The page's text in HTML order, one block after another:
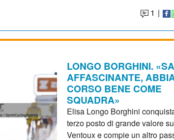
1 |
LONGO BORGHINI.
AFFASCINANTE,
CORSO BENE COME
SQUADRA»
Elisa Longo Borghini
terzo posto di grande valore
Ventoux e compie un altro